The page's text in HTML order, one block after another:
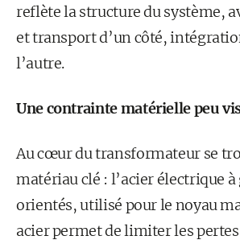
reflète la structure du système,
et transport d’un côté,
l’autre.
Une contrainte matérielle peu
Au cœur du transformateur se
matériau clé : l’acier électrique
orientés, utilisé pour le noyau
acier permet de limiter les